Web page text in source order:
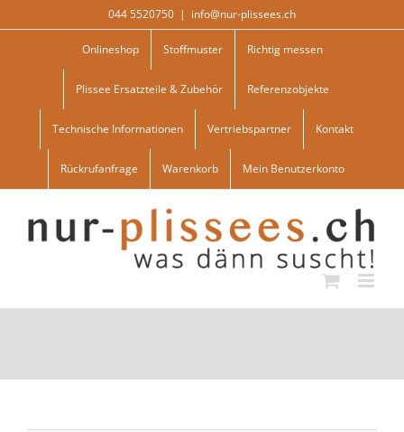
to
044 5520750 | info@nur-plissees.ch
Onlineshop Stoffmuster Richtig messen
Plissee Ersatzteile & Zubehör Referenzobjekte
Technische Informationen Vertriebspartner Kontakt
Rückrufanfrage Warenkorb Mein Benutzerkonto